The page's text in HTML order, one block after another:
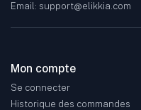
Email: support@elikkia.com
Mon compte
Se connecter
Historique des commandes